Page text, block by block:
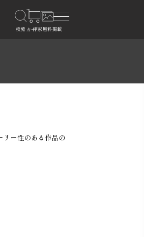
リー性のある作品の